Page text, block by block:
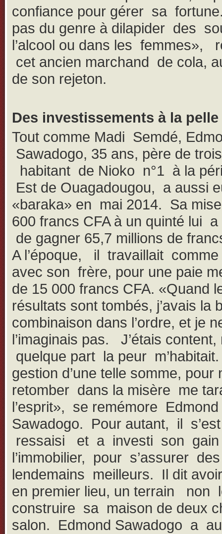
confiance pour gérer sa fortune.
pas du genre à dilapider des
l’alcool ou dans les femmes»,
cet ancien marchand de cola,
de son rejeton.
Des investissements à la pelle
Tout comme Madi Semdé,
Sawadogo, 35 ans, père de
habitant de Nioko n°1 à la
Est de Ouagadougou, a aussi
«baraka» en mai 2014. Sa
600 francs CFA à un quinté lui a
de gagner 65,7 millions de
A l’époque, il travaillait comme
avec son frère, pour une paie
de 15 000 francs CFA. «Quand
résultats sont tombés, j’avais la
combinaison dans l’ordre, et je
l’imaginais pas. J’étais content,
quelque part la peur
gestion d’une telle somme, pour
retomber dans la misère me
l’esprit», se remémore Edmond
Sawadogo. Pour autant, il
ressaisi et a investi son gain
l’immobilier, pour s’assurer des
lendemains meilleurs. Il dit
en premier lieu, un terrain non
construire sa maison de deux
salon. Edmond Sawadogo a